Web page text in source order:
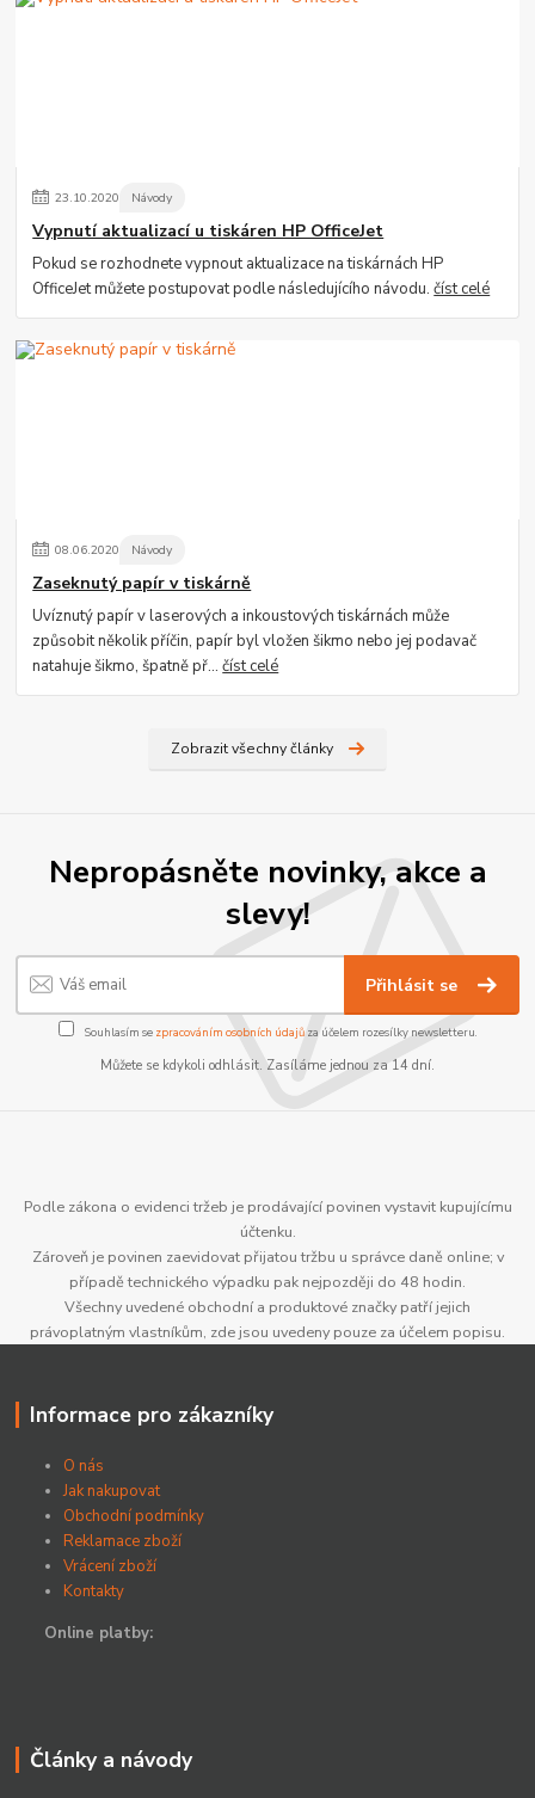
23.10.2020 Návody
Vypnutí aktualizací u tiskáren HP OfficeJet
Pokud se rozhodnete vypnout aktualizace na tiskárnách HP
OfficeJet můžete postupovat podle následujícího návodu.číst celé
08.06.2020 Návody
Zaseknutý papír v tiskárně
Uvíznutý papír v laserových a inkoustových tiskárnách může
způsobit několik příčin, papír byl vložen šikmo nebo jej podavač
natahuje šikmo, špatně př...číst celé
Zobrazit všechny články
Nepropásněte novinky, akce a
slevy!
Přihlásit se
Souhlasím se zpracováním osobních údajůza účelem rozesílky newsletteru.
Můžete se kdykoli odhlásit. Zasíláme jednou za 14 dní.
Podle zákona o evidenci tržeb je prodávající povinen vystavit kupujícímu
účtenku.
Zároveň je povinen zaevidovat přijatou tržbu u správce daně online; v
případě technického výpadku pak nejpozději do 48 hodin.
Všechny uvedené obchodní a produktové značky patří jejich
právoplatným vlastníkům, zde jsou uvedeny pouze za účelem popisu.
Informace pro zákazníky
O nás
Jak nakupovat
Obchodní podmínky
Reklamace zboží
Vrácení zboží
Kontakty
Online platby:
Články a návody